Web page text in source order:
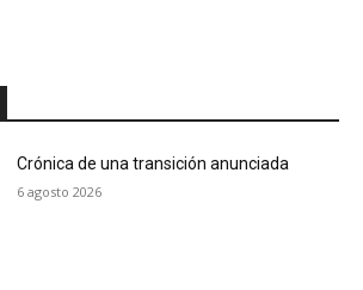
Crónica de una transición anunciada
6 agosto 2026